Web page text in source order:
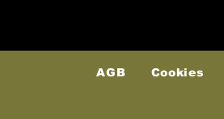
AGB Cookies